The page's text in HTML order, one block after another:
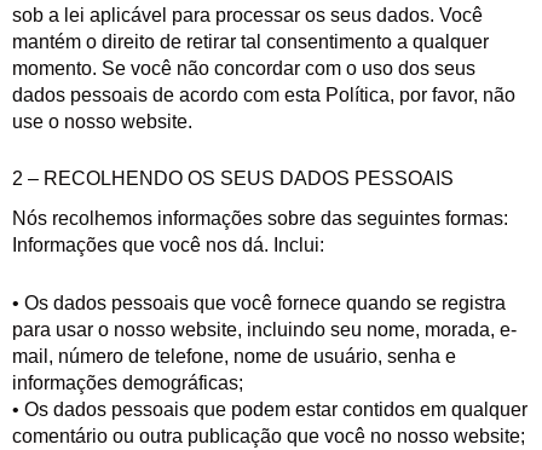
sob a lei aplicável para processar os seus dados. Você
mantém o direito de retirar tal consentimento a qualquer
momento. Se você não concordar com o uso dos seus
dados pessoais de acordo com esta Política, por favor, não
use o nosso website.
2 – RECOLHENDO OS SEUS DADOS PESSOAIS
Nós recolhemos informações sobre das seguintes formas:
Informações que você nos dá. Inclui:
• Os dados pessoais que você fornece quando se registra
para usar o nosso website, incluindo seu nome, morada, e-
mail, número de telefone, nome de usuário, senha e
informações demográficas;
• Os dados pessoais que podem estar contidos em qualquer
comentário ou outra publicação que você no nosso website;